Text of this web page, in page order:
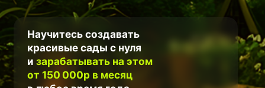
Научитесь создавать
красивые сады с нуля
и зарабатывать на этом
от 150 000р в месяц
в любое время года,
в любом городе или
поселке!